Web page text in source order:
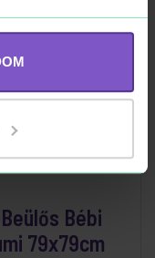
cm
Bébi
79x79cm